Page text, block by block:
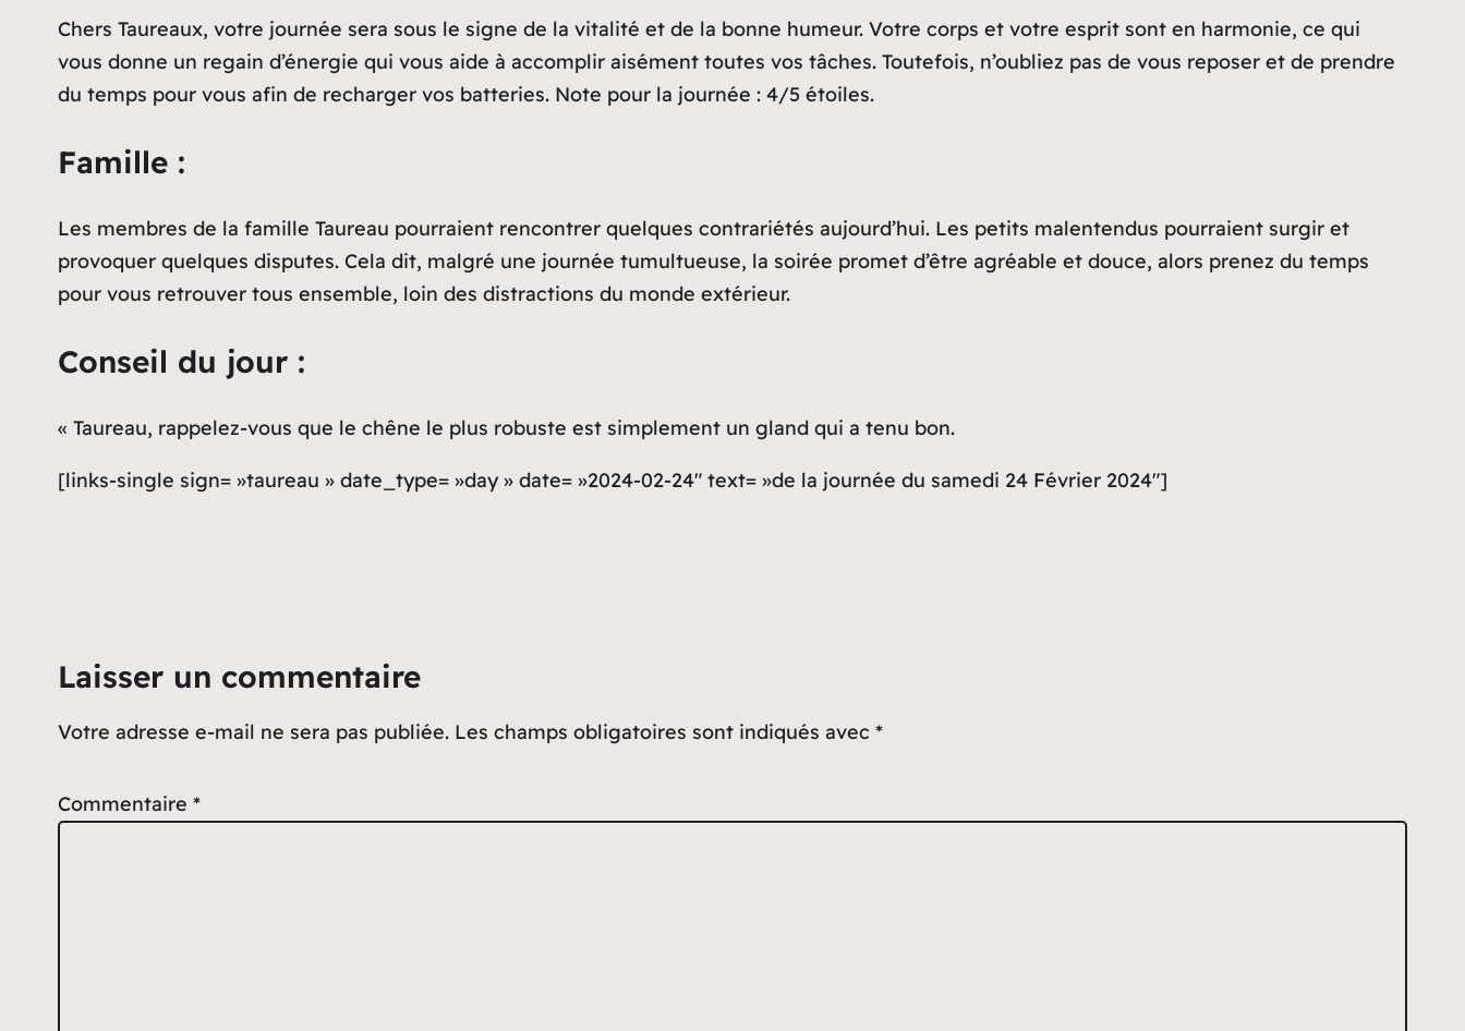
Chers Taureaux, votre journée sera sous le signe de la vitalité et de la bonne humeur. Votre corps et votre esprit sont en harmonie, ce qui
vous donne un regain d’énergie qui vous aide à accomplir aisément toutes vos tâches. Toutefois, n’oubliez pas de vous reposer et de prendre
du temps pour vous afin de recharger vos batteries. Note pour la journée : 4/5 étoiles.
Famille :
Les membres de la famille Taureau pourraient rencontrer quelques contrariétés aujourd’hui. Les petits malentendus pourraient surgir et
provoquer quelques disputes. Cela dit, malgré une journée tumultueuse, la soirée promet d’être agréable et douce, alors prenez du temps
pour vous retrouver tous ensemble, loin des distractions du monde extérieur.
Conseil du jour :
« Taureau, rappelez-vous que le chêne le plus robuste est simplement un gland qui a tenu bon.
[links-single sign= »taureau » date_type= »day » date= »2024-02-24″ text= »de la journée du samedi 24 Février 2024″]
Laisser un commentaire
Votre adresse e-mail ne sera pas publiée. Les champs obligatoires sont indiqués avec *
Commentaire *